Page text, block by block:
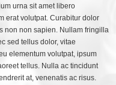
urna sit amet libero
erat volutpat. Curabitur dolor
non non sapien. Nullam fringilla
sed tellus dolor, vitae
elementum volutpat, ipsum
tellus. Nulla ac tincidunt
at, venenatis ac risus.